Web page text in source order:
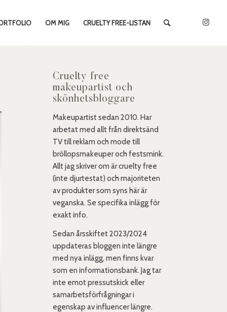
OM MIG CRUELTY FREE-LISTAN
Cruelty free
makeupartist och
skönhetsbloggare
Makeupartist sedan 2010. Har
arbetat med allt från direktsänd
TV till reklam och mode till
bröllopsmakeuper och festsmink.
Allt jag skriver om är cruelty free
(inte djurtestat) och majoriteten
av produkter som syns här är
veganska. Se specifika inlägg för
exakt info.
Sedan årsskiftet 2023/2024
uppdateras bloggen inte längre
med nya inlägg, men finns kvar
som en informationsbank. Jag tar
inte emot pressutskick eller
samarbetsförfrågningar i
egenskap av influencer längre.